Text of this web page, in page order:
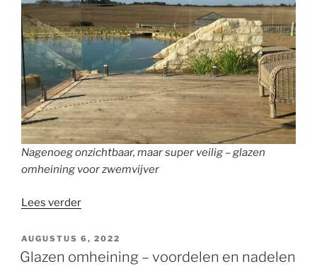
Nagenoeg onzichtbaar, maar super veilig – glazen
omheining voor zwemvijver
Lees verder“Glazen
voor
vijver
GEPLAATST
OP
AUGUSTUS 6, 2022
Glazen omheining – voordelen en nadelen